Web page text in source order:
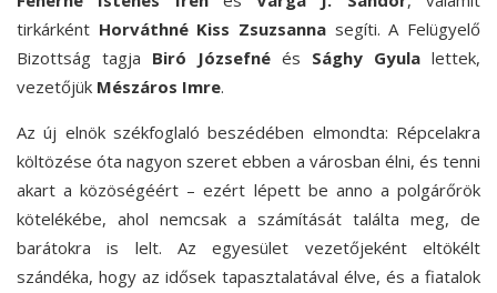
tirkárként Horváthné Kiss Zsuzsanna segíti. A Felügyelő
Bizottság tagja Biró Józsefné és Sághy Gyula lettek,
vezetőjük Mészáros Imre.
Az új elnök székfoglaló beszédében elmondta: Répcelakra
költözése óta nagyon szeret ebben a városban élni, és tenni
akart a közöségéért – ezért lépett be anno a polgárőrök
kötelékébe, ahol nemcsak a számítását találta meg, de
barátokra is lelt. Az egyesület vezetőjeként eltökélt
szándéka, hogy az idősek tapasztalatával élve, és a fiatalok